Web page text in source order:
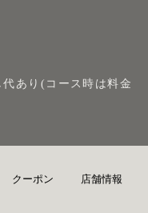
あり(コース時は料金
クーポン 店舗情報